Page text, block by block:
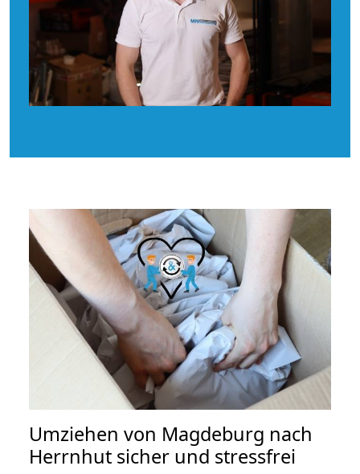
Umziehen von Magdeburg nach
Herrnhut sicher und stressfrei